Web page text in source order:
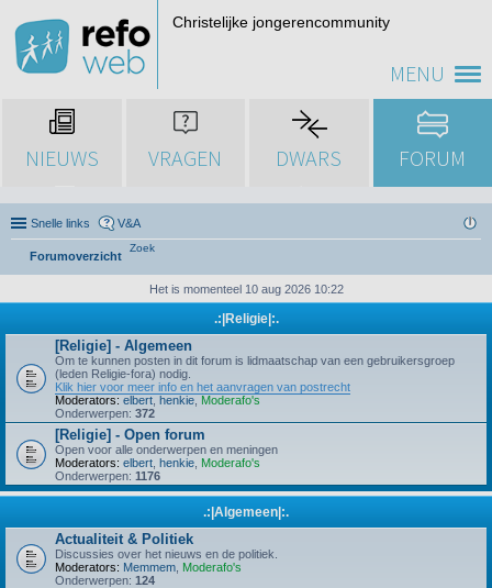
MENU
Christelijke jongerencommunity
NIEUWS VRAGEN DWARS FORUM
Snelle links V&A
Forumoverzicht
Zoek
Het is momenteel 10 aug 2026 10:22
.:|Religie|:.
[Religie] - Algemeen
Om te kunnen posten in dit forum is lidmaatschap van een gebruikersgroep
(leden Religie-fora) nodig.
Klik hier voor meer info en het aanvragen van postrecht
Moderators: elbert henkie Moderafo's
Onderwerpen: 372
[Religie] - Open forum
Open voor alle onderwerpen en meningen
Moderators: elbert henkie Moderafo's
Onderwerpen: 1176
.:|Algemeen|:.
Actualiteit & Politiek
Discussies over het nieuws en de politiek.
Moderators: Memmem Moderafo's
Onderwerpen: 124